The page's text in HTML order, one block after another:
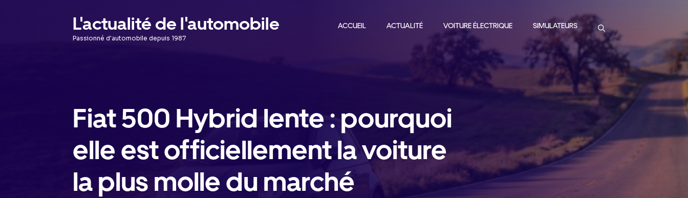
L'actualité de l'automobile
Passionné d'automobile depuis 1987
ACCUEIL ACTUALITÉ VOITURE ÉLECTRIQUE SIMULATEURS
Fiat 500 Hybrid lente : pourquoi
elle est officiellement la voiture
la plus molle du marché